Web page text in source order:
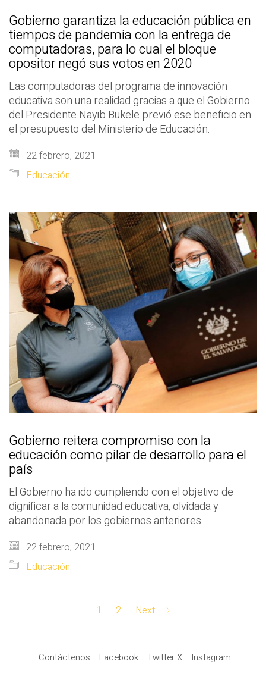
Gobierno garantiza la educación pública en
tiempos de pandemia con la entrega de
computadoras, para lo cual el bloque
opositor negó sus votos en 2020
Las computadoras del programa de innovación
educativa son una realidad gracias a que el Gobierno
del Presidente Nayib Bukele previó ese beneficio en
el presupuesto del Ministerio de Educación.
22 febrero, 2021
Educación
Gobierno reitera compromiso con la
educación como pilar de desarrollo para el
país
El Gobierno ha ido cumpliendo con el objetivo de
dignificar a la comunidad educativa, olvidada y
abandonada por los gobiernos anteriores.
22 febrero, 2021
Educación
1 2 Next
Contáctenos Facebook Twitter X
Instagram